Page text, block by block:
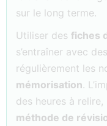
sur le long terme.
Utiliser des fiches
s’entraîner avec
régulièrement les
mémorisation.
des heures à relire,
méthode de